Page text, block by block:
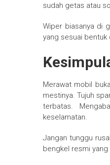
sudah getas atau
Wiper biasanya di
yang sesuai bentuk
Merawat mobil
mestinya. Tujuh
terbatas.
keselamatan.
Jangan tunggu
bengkel resmi yang